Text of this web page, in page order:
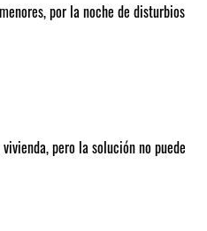
por la noche de disturbios
pero la solución no puede